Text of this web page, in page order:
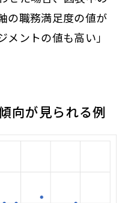
の職務満足度の値が
ントの値も高い」
向が見られる例